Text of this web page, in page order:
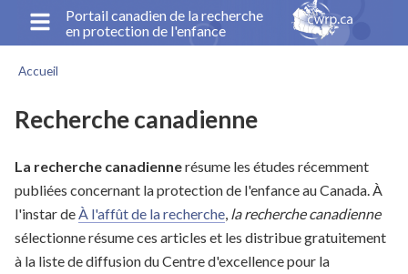
principal
Portail canadien de la recherche
en protection de l'enfance
d'Ariane
Accueil
Recherche canadienne
La recherche canadiennerésume les études récemment
publiées concernant la protection de l'enfance au Canada. À
l'instar deÀ l'affût de la recherche, la recherche canadienne
sélectionne résume ces articles et les distribue gratuitement
à la liste de diffusion du Centre d'excellence pour la